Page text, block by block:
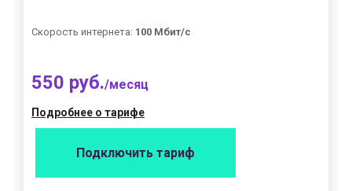
Скорость интернета: 100 Мбит/с
550 руб./месяц
Подробнее о тарифе
Подключить тариф